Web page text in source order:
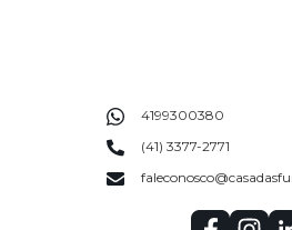
4199300380
(41) 3377-2771